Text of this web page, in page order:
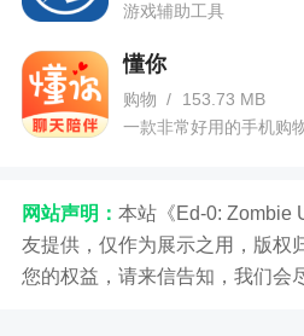
游戏辅助工具
懂你
购物 /
153.73 MB
一款非常好用的手机购
网站声明： 本站《Ed-0: Zombie
友提供，仅作为展示之用，版权
您的权益，请来信告知，我们会